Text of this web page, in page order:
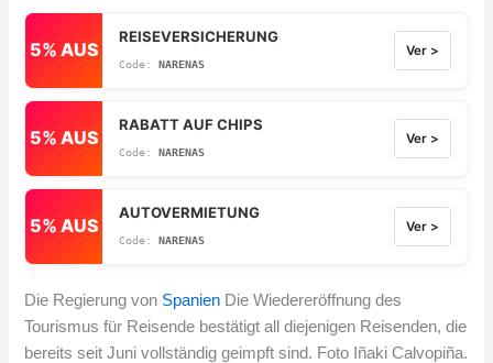
5% AUS
REISEVERSICHERUNG
NARENAS
Ver >
5% AUS
RABATT AUF CHIPS
NARENAS
Ver >
5% AUS
AUTOVERMIETUNG
NARENAS
Ver >
Die Regierung von Spanien Die Wiedereröffnung des
Tourismus für Reisende bestätigt all diejenigen Reisenden, die
bereits seit Juni vollständig geimpft sind. Foto Iñaki Calvopiña.